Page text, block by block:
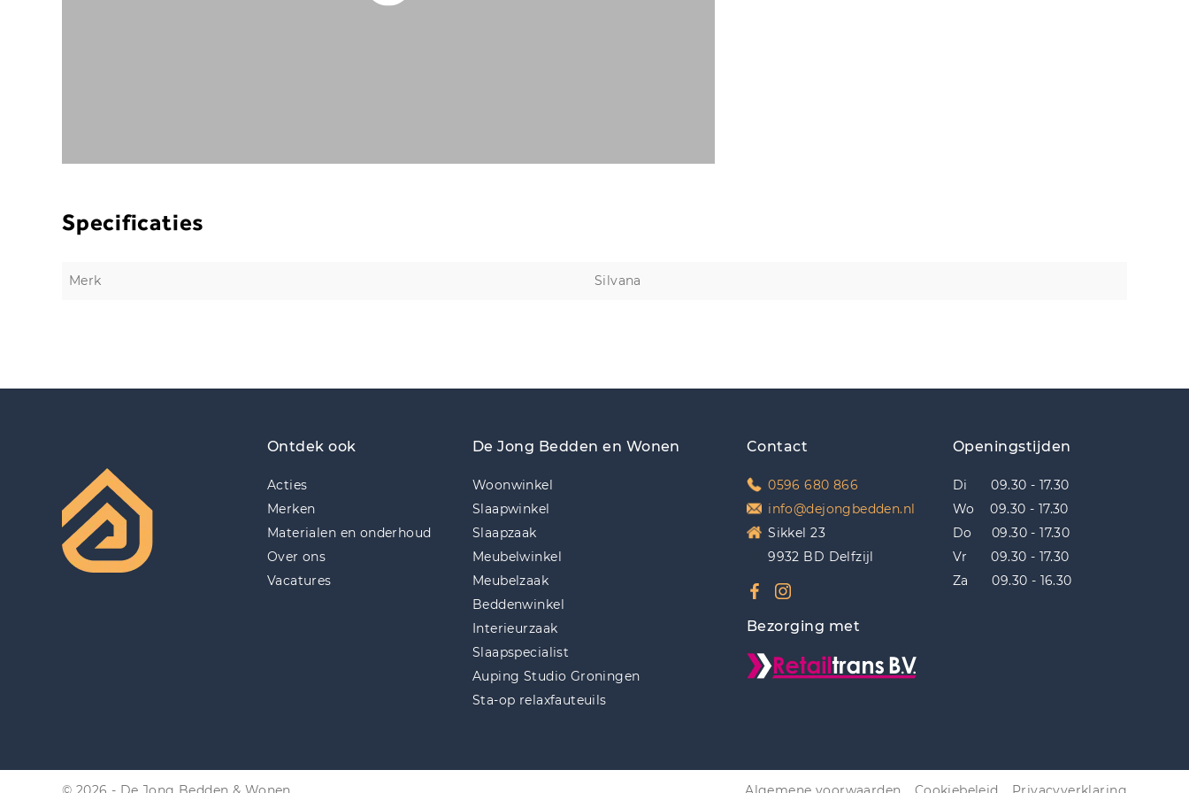
Specificaties
Merk Silvana
Ontdek ook
Acties
Merken
Materialen en onderhoud
Over ons
Vacatures
De Jong Bedden en Wonen
Woonwinkel
Slaapwinkel
Slaapzaak
Meubelwinkel
Meubelzaak
Beddenwinkel
Interieurzaak
Slaapspecialist
Auping Studio Groningen
Sta-op relaxfauteuils
Contact
0596 680 866
info@dejongbedden.nl
Sikkel 23
9932 BD Delfzijl
Bezorging met
Openingstijden
Di 09.30 - 17.30
Wo 09.30 - 17.30
Do 09.30 - 17.30
Vr 09.30 - 17.30
Za 09.30 - 16.30